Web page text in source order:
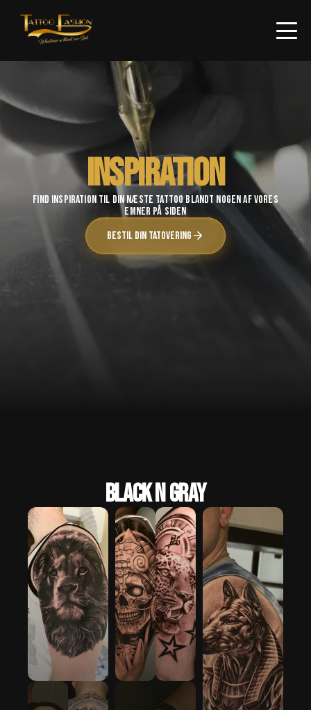
Inspiration
Find Inspiration til din næste Tattoo blandt nogen af vores
emner på siden
Bestil din tatovering
Black N Gray